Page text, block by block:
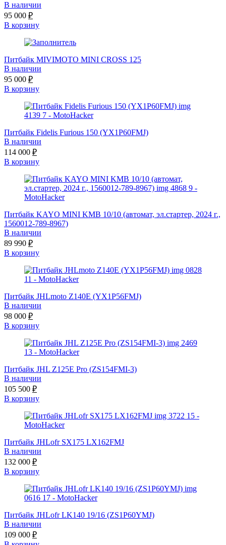
В наличии
95 000 ₽
В корзину
Питбайк MIVIMOTO MINI СROSS 125
В наличии
95 000 ₽
В корзину
Питбайк Fidelis Furious 150 (YX1P60FMJ)
В наличии
114 000 ₽
В корзину
Питбайк KAYO MINI KMB 10/10 (автомат, эл.стартер, 2024 г.,
1560012-789-8967)
В наличии
89 990 ₽
В корзину
Питбайк JHLmoto Z140E (YX1P56FMJ)
В наличии
98 000 ₽
В корзину
Питбайк JHL Z125E Pro (ZS154FMI-3)
В наличии
105 500 ₽
В корзину
Питбайк JHLofr SX175 LX162FMJ
В наличии
132 000 ₽
В корзину
Питбайк JHLofr LK140 19/16 (ZS1P60YMJ)
В наличии
109 000 ₽